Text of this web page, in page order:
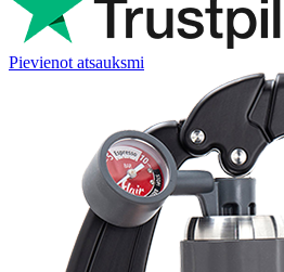
Pievienot atsauksmi